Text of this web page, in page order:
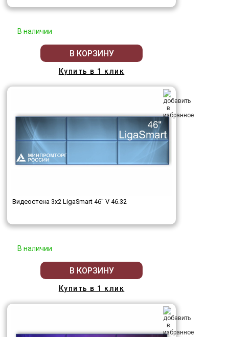
В наличии
В КОРЗИНУ
Купить в 1 клик
Видеостена 3x2 LigaSmart 46" V 46.32
В наличии
В КОРЗИНУ
Купить в 1 клик